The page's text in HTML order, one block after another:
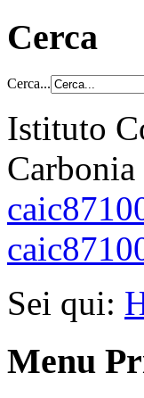
Cerca
Cerca...
Istituto
Sei qui:
Menu